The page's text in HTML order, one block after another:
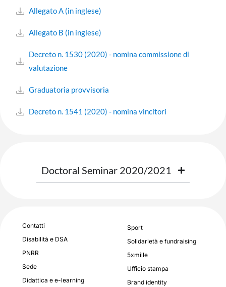
Allegato A (in inglese)
Allegato B (in inglese)
Decreto n. 1530 (2020) - nomina commissione di
valutazione
Graduatoria provvisoria
Decreto n. 1541 (2020) - nomina vincitori
Doctoral Seminar 2020/2021
Contatti
Disabilità e DSA
PNRR
Sede
Didattica e e-learning
Sport
Solidarietà e fundraising
5xmille
Ufficio stampa
Brand identity